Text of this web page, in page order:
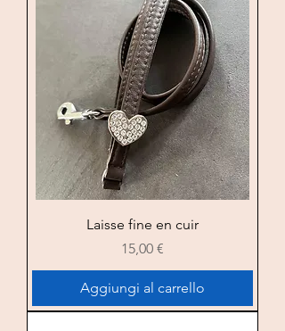
Laisse fine en cuir
Prezzo
15,00 €
Aggiungi al carrello